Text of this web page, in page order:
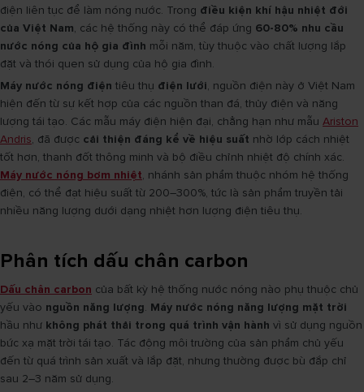
điện liên tục để làm nóng nước. Trong điều kiện khí hậu nhiệt đới
của Việt Nam, các hệ thống này có thể đáp ứng 60-80% nhu cầu
nước nóng của hộ gia đình mỗi năm, tùy thuộc vào chất lượng lắp
đặt và thói quen sử dụng của hộ gia đình.
Máy nước nóng điện tiêu thụ điện lưới, nguồn điện này ở Việt Nam
hiện đến từ sự kết hợp của các nguồn than đá, thủy điện và năng
lượng tái tạo. Các mẫu máy điện hiện đại, chẳng hạn như mẫu Ariston
Andris, đã được cải thiện đáng kể về hiệu suất nhờ lớp cách nhiệt
tốt hơn, thanh đốt thông minh và bộ điều chỉnh nhiệt độ chính xác.
Máy nước nóng bơm nhiệt, nhánh sản phẩm thuộc nhóm hệ thống
điện, có thể đạt hiệu suất từ 200–300%, tức là sản phẩm truyền tải
nhiều năng lượng dưới dạng nhiệt hơn lượng điện tiêu thụ.
Phân tích dấu chân carbon
Dấu chân carbon của bất kỳ hệ thống nước nóng nào phụ thuộc chủ
yếu vào nguồn năng lượng. Máy nước nóng năng lượng mặt trời
hầu như không phát thải trong quá trình vận hành vì sử dụng nguồn
bức xạ mặt trời tái tạo. Tác động môi trường của sản phẩm chủ yếu
đến từ quá trình sản xuất và lắp đặt, nhưng thường được bù đắp chỉ
sau 2–3 năm sử dụng.